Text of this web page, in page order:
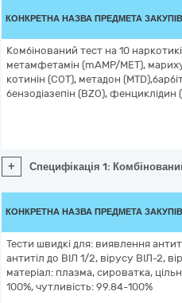
КОНКРЕТНА НАЗВА ПРЕДМЕТА
Комбінований тест на 10
метамфетамін (mAMP/МЕТ),
котинін (COT), метадон
бензодіазепін (BZO), фенциклідин
+ Специфікація 1:
КОНКРЕТНА НАЗВА ПРЕДМЕТА
Тести швидкі для: виявлення
антитіл до ВІЛ 1/2, вірусу ВІЛ-2,
матеріал: плазма, сироватка,
100%, чутливість: 99.84-100%